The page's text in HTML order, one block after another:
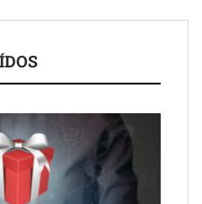
con 4,8 estrellas en